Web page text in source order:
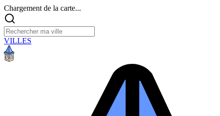
Chargement de la carte...
VILLES